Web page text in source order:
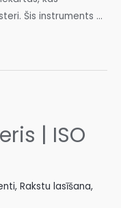
Šis instruments ...
| ISO
, Rakstu lasīšana,